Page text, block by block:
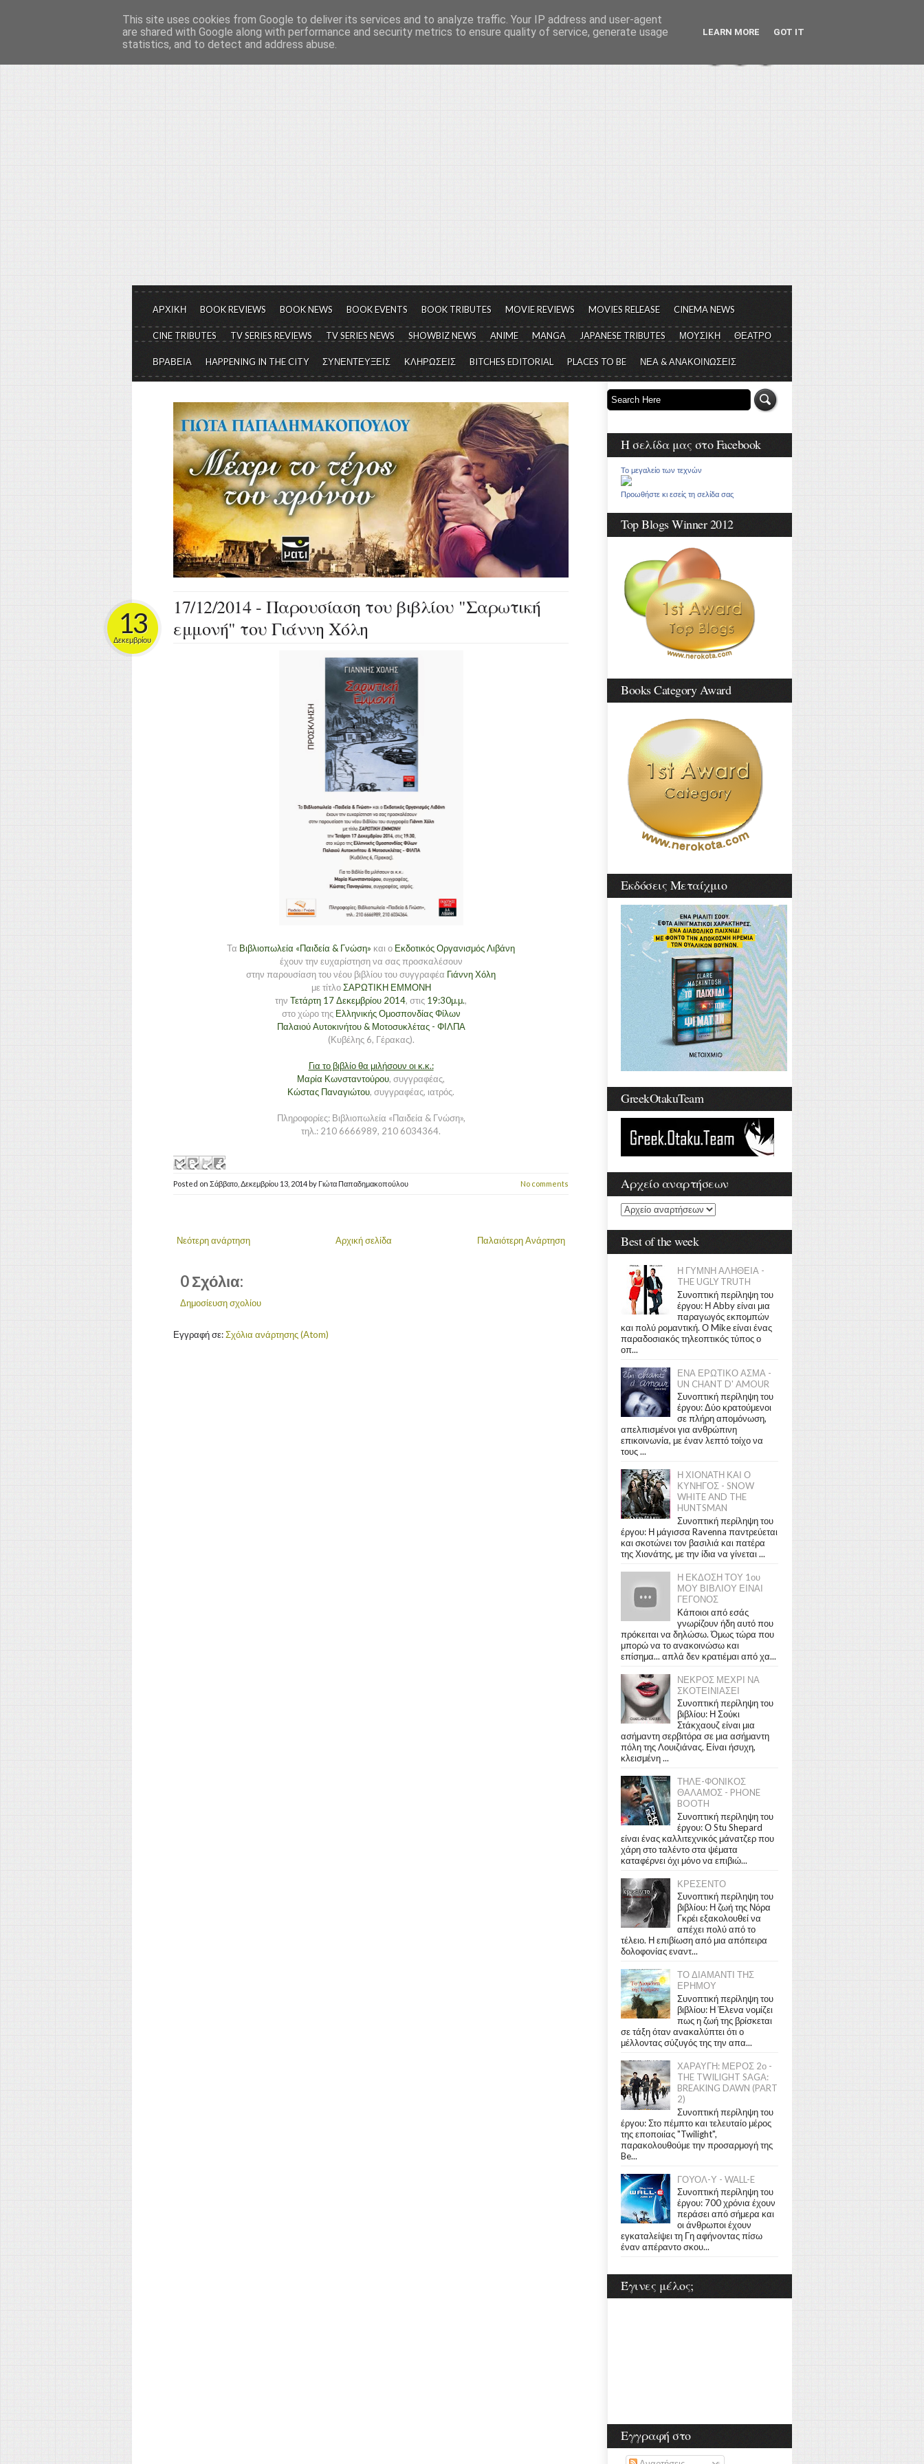
Το μεγαλείο των Τεχνών...
Είμαστε πάντα εδώ για να μιλάμε για τον πολιτισμό, σε κάθε του μορφή και έκταση...
ΑΡΧΙΚΗ BOOK REVIEWS BOOK NEWS BOOK EVENTS BOOK TRIBUTES MOVIE REVIEWS MOVIES RELEASE CINEMA NEWS
CINE TRIBUTES TV SERIES REVIEWS TV SERIES NEWS SHOWBIZ NEWS ANIME MANGA JAPANESE TRIBUTES ΜΟΥΣΙΚΗ ΘΕΑΤΡΟ
ΒΡΑΒΕΙΑ HAPPENING IN THE CITY ΣΥΝΕΝΤΕΥΞΕΙΣ ΚΛΗΡΩΣΕΙΣ BITCHES EDITORIAL PLACES TO BE ΝΕΑ & ΑΝΑΚΟΙΝΩΣΕΙΣ
17/12/2014 - Παρουσίαση του βιβλίου "Σαρωτική
εμμονή" του Γιάννη Χόλη
13
Δεκεμβρίου
Τα Βιβλιοπωλεία «Παιδεία & Γνώση» και ο Εκδοτικός Οργανισμός Λιβάνη
έχουν την ευχαρίστηση να σας προσκαλέσουν
στην παρουσίαση του νέου βιβλίου του συγγραφέα Γιάννη Χόλη
με τίτλοΣΑΡΩΤΙΚΗ ΕΜΜΟΝΗ
την Τετάρτη 17 Δεκεμβρίου 2014, στις 19:30μ.μ.,
στο χώρο τηςΕλληνικής Ομοσπονδίας Φίλων
Παλαιού Αυτοκινήτου & Μοτοσυκλέτας - ΦΙΛΠΑ
(Κυβέλης 6, Γέρακας).
Για το βιβλίο θα μιλήσουν οι κ.κ.:
Μαρία Κωνσταντούρου, συγγραφέας,
Κώστας Παναγιώτου, συγγραφέας, ιατρός.
Πληροφορίες: Βιβλιοπωλεία «Παιδεία & Γνώση»,
τηλ.: 210 6666989, 210 6034364.
Posted on Σάββατο, Δεκεμβρίου 13, 2014 by Γιώτα Παπαδημακοπούλου No comments
Νεότερη ανάρτηση Παλαιότερη Ανάρτηση
Αρχική σελίδα
0 Σχόλια:
Δημοσίευση σχολίου
Εγγραφή σε:Σχόλια ανάρτησης (Atom)
Η σελίδα μας στο Facebook
Το μεγαλείο των τεχνών
Προωθήστε κι εσείς τη σελίδα σας
Top Blogs Winner 2012
Books Category Award
Εκδόσεις Μεταίχμιο
GreekOtakuTeam
Αρχείο αναρτήσεων
Best of the week
Η ΓΥΜΝΗ ΑΛΗΘΕΙΑ -
THE UGLY TRUTH
Συνοπτική περίληψη του
έργου: Η Abby είναι μια
παραγωγός εκπομπών
και πολύ ρομαντική. Ο Mike είναι ένας
παραδοσιακός τηλεοπτικός τύπος ο
οπ...
ΕΝΑ ΕΡΩΤΙΚΟ ΑΣΜΑ -
UN CHANT D' AMOUR
Συνοπτική περίληψη του
έργου: Δύο κρατούμενοι
σε πλήρη απομόνωση,
απελπισμένοι για ανθρώπινη
επικοινωνία, με έναν λεπτό τοίχο να
τους ...
Η ΧΙΟΝΑΤΗ ΚΑΙ Ο
ΚΥΝΗΓΟΣ - SNOW
WHITE AND THE
HUNTSMAN
Συνοπτική περίληψη του
έργου: Η μάγισσα Ravenna παντρεύεται
και σκοτώνει τον βασιλιά και πατέρα
της Χιονάτης, με την ίδια να γίνεται ...
Η ΕΚΔΟΣΗ ΤΟΥ 1ου
ΜΟΥ ΒΙΒΛΙΟΥ ΕΙΝΑΙ
ΓΕΓΟΝΟΣ
Κάποιοι από εσάς
γνωρίζουν ήδη αυτό που
πρόκειται να δηλώσω. Όμως τώρα που
μπορώ να το ανακοινώσω και
επίσημα... απλά δεν κρατιέμαι από χα...
ΝΕΚΡΟΣ ΜΕΧΡΙ ΝΑ
ΣΚΟΤΕΙΝΙΑΣΕΙ
Συνοπτική περίληψη του
βιβλίου: Η Σούκι
Στάκχαουζ είναι μια
ασήμαντη σερβιτόρα σε μια ασήμαντη
πόλη της Λουιζιάνας. Είναι ήσυχη,
κλεισμένη ...
ΤΗΛΕ-ΦΟΝΙΚΟΣ
ΘΑΛΑΜΟΣ - PHONE
BOOTH
Συνοπτική περίληψη του
έργου: Ο Stu Shepard
είναι ένας καλλιτεχνικός μάνατζερ που
χάρη στο ταλέντο στα ψέματα
καταφέρνει όχι μόνο να επιβιώ...
ΚΡΕΣΕΝΤΟ
Συνοπτική περίληψη του
βιβλίου: Η ζωή της Νόρα
Γκρέι εξακολουθεί να
απέχει πολύ από το
τέλειο. Η επιβίωση από μια απόπειρα
δολοφονίας εναντ...
ΤΟ ΔΙΑΜΑΝΤΙ ΤΗΣ
ΕΡΗΜΟΥ
Συνοπτική περίληψη του
βιβλίου: Η Έλενα νομίζει
πως η ζωή της βρίσκεται
σε τάξη όταν ανακαλύπτει ότι ο
μέλλοντας σύζυγός της την απα...
ΧΑΡΑΥΓΗ: ΜΕΡΟΣ 2ο -
THE TWILIGHT SAGA:
BREAKING DAWN (PART
2)
Συνοπτική περίληψη του
έργου: Στο πέμπτο και τελευταίο μέρος
της εποποιίας "Twilight",
παρακολουθούμε την προσαρμογή της
Be...
ΓΟΥΟΛ-Υ - WALL-E
Συνοπτική περίληψη του
έργου: 700 χρόνια έχουν
περάσει από σήμερα και
οι άνθρωποι έχουν
εγκαταλείψει τη Γη αφήνοντας πίσω
έναν απέραντο σκου...
Έγινες μέλος;
Εγγραφή στο
This site uses cookies from Google to deliver its services and to analyze traffic. Your IP address and user-agent
are shared with Google along with performance and security metrics to ensure quality of service, generate usage
statistics, and to detect and address abuse.
LEARN MORE GOT IT